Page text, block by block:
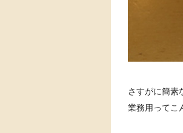
さすがに簡素
業務用ってこ